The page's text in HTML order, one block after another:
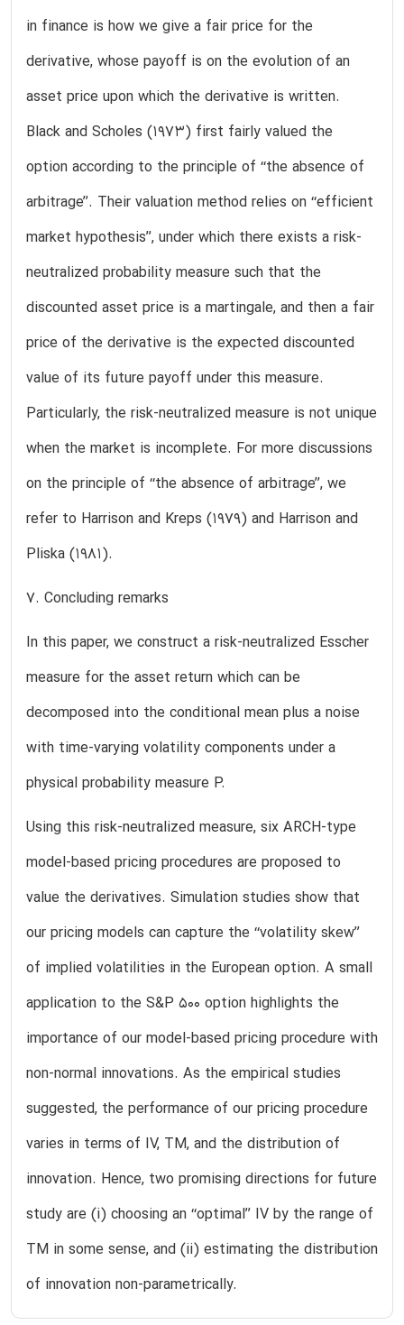
in finance is how we give a fair price for the
derivative, whose payoff is on the evolution of an
asset price upon which the derivative is written.
Black and Scholes (1973) first fairly valued the
option according to the principle of ‘‘the absence of
arbitrage’’. Their valuation method relies on ‘‘efficient
market hypothesis’’, under which there exists a risk-
neutralized probability measure such that the
discounted asset price is a martingale, and then a fair
price of the derivative is the expected discounted
value of its future payoff under this measure.
Particularly, the risk-neutralized measure is not unique
when the market is incomplete. For more discussions
on the principle of ‘‘the absence of arbitrage’’, we
refer to Harrison and Kreps (1979) and Harrison and
Pliska (1981).
7. Concluding remarks
In this paper, we construct a risk-neutralized Esscher
measure for the asset return which can be
decomposed into the conditional mean plus a noise
with time-varying volatility components under a
physical probability measure P.
Using this risk-neutralized measure, six ARCH-type
model-based pricing procedures are proposed to
value the derivatives. Simulation studies show that
our pricing models can capture the ‘‘volatility skew’’
of implied volatilities in the European option. A small
application to the S&P 500 option highlights the
importance of our model-based pricing procedure with
non-normal innovations. As the empirical studies
suggested, the performance of our pricing procedure
varies in terms of IV, TM, and the distribution of
innovation. Hence, two promising directions for future
study are (i) choosing an ‘‘optimal’’ IV by the range of
TM in some sense, and (ii) estimating the distribution
of innovation non-parametrically.